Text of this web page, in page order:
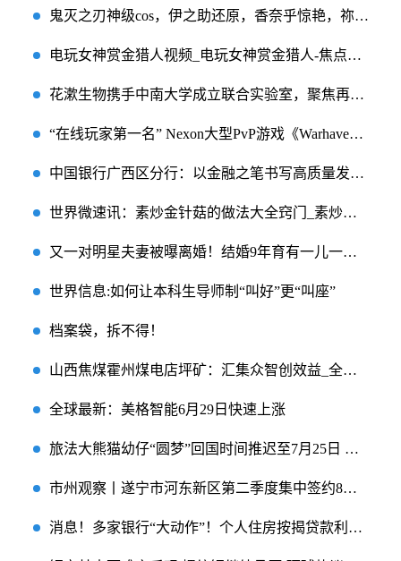
鬼灭之刃神级cos，伊之助还原，香奈乎惊艳，祢豆子超治愈！_天天新消息
电玩女神赏金猎人视频_电玩女神赏金猎人-焦点简讯
花漱生物携手中南大学成立联合实验室，聚焦再生医学技术领域新发展
“在线玩家第一名” Nexon大型PvP游戏《Warhaven》在Steam新品节表现突出
中国银行广西区分行：以金融之笔书写高质量发展“新答卷”
世界微速讯：素炒金针菇的做法大全窍门_素炒金针菇
又一对明星夫妻被曝离婚！结婚9年育有一儿一女，离婚原因令人唏嘘
世界信息:如何让本科生导师制“叫好”更“叫座”
档案袋，拆不得！
山西焦煤霍州煤电店坪矿：汇集众智创效益_全球今热点
全球最新：美格智能6月29日快速上涨
旅法大熊猫幼仔“圆梦”回国时间推迟至7月25日 全球播报
市州观察丨遂宁市河东新区第二季度集中签约8个项目 总投资28.8亿元_全球今头条
消息！多家银行“大动作”！个人住房按揭贷款利率下调